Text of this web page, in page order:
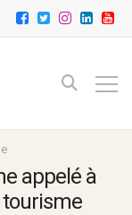
appelé à